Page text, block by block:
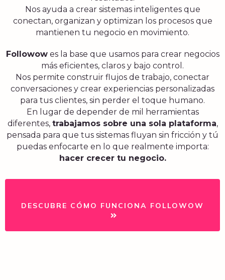
Nos ayuda a crear sistemas inteligentes que
conectan, organizan y optimizan los procesos que
mantienen tu negocio en movimiento.
Followowes la base que usamos para crear negocios
más eficientes, claros y bajo control.
Nos permite construir flujos de trabajo, conectar
conversaciones y crear experiencias personalizadas
para tus clientes, sin perder el toque humano.
En lugar de depender de mil herramientas
diferentes, trabajamos sobre una sola plataforma,
pensada para que tus sistemas fluyan sin fricción y tú
puedas enfocarte en lo que realmente importa:
hacer crecer tu negocio.
DESCUBRE CÓMO FUNCIONA FOLLOWOW